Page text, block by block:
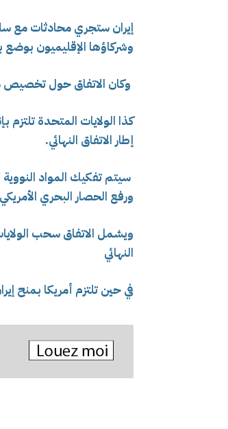
إيران ستجري محادثات مع
وشركاؤها الإقليميون بوضع
وكان الاتفاق حول تخصيص ما لا يقل عن 300 مليار
كذا الولايات المتحدة
إطار الاتفاق النهائي.
سيتم تفكيك المواد
ورفع الحصار البحري
النهائي
في حين تلتزم أمريكا بمنح